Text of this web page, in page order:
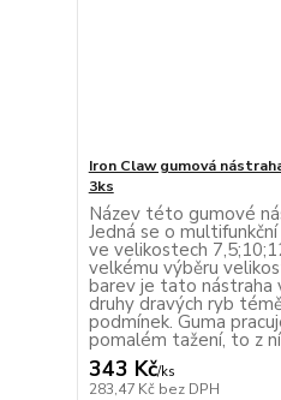
Iron Claw gumová
3ks
Název této gumové
Jedná se o
ve velikostech
velkému výběru
barev je tato nástraha
druhy dravých ryb
podmínek. Guma
pomalém tažení, to z ní
343 Kč/ks
283,47 Kč bez DPH